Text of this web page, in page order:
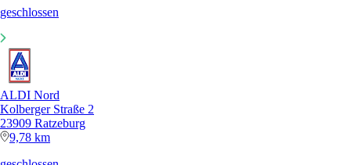
geschlossen
ALDI Nord
Kolberger Straße 2
23909 Ratzeburg
9,78 km